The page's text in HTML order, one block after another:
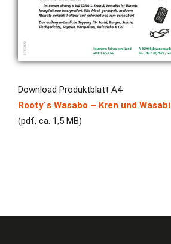
Download Produktblatt A4
Rooty´s Wasabo – Kren und Wasabi
(pdf, ca. 1,5 MB)